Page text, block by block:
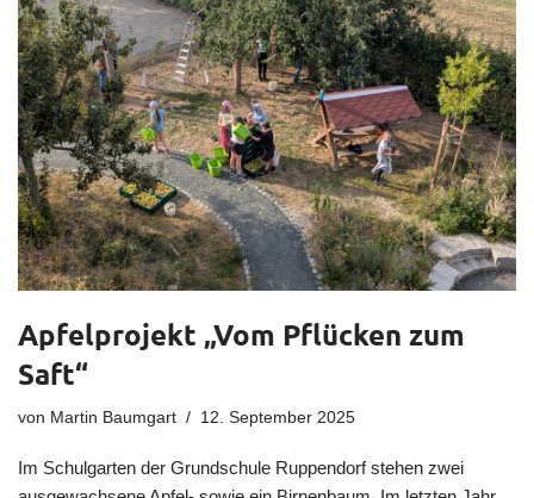
Apfelprojekt „Vom Pflücken zum
Saft“
von Martin Baumgart 12. September 2025
Im Schulgarten der Grundschule Ruppendorf stehen zwei